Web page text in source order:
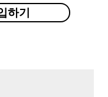
하기